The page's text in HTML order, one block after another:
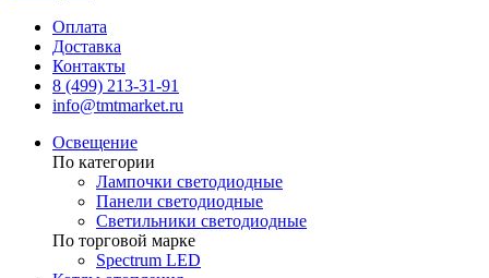
Оплата
Доставка
Контакты
8 (499) 213-31-91
info@tmtmarket.ru
Освещение
По категории
Лампочки светодиодные
Панели светодиодные
Светильники светодиодные
По торговой марке
Spectrum LED